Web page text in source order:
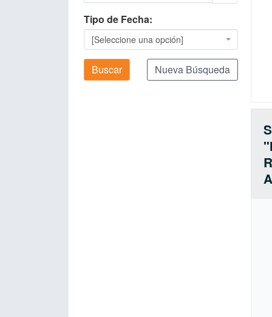
Tipo de Fecha
[Seleccione una opción]
Buscar Nueva Búsqueda